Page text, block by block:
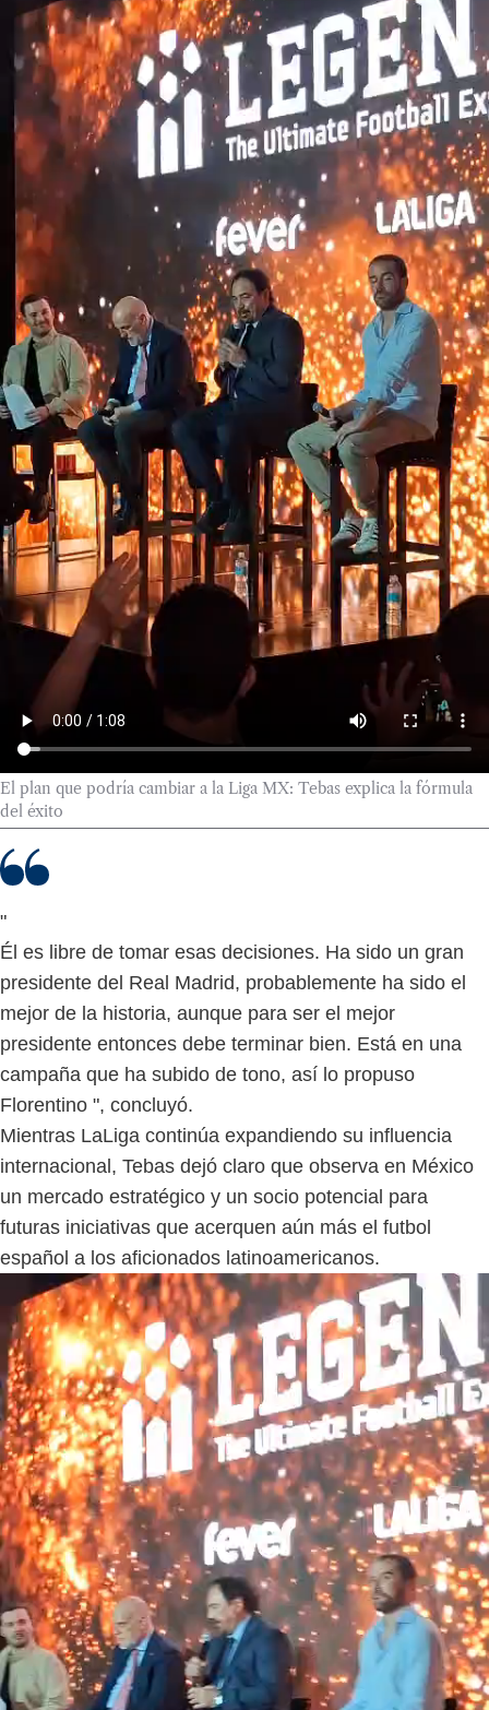
El plan que podría cambiar a la Liga MX: Tebas explica la fórmula
del éxito
"
Él es libre de tomar esas decisiones. Ha sido un gran
presidente del Real Madrid, probablemente ha sido el
mejor de la historia, aunque para ser el mejor
presidente entonces debe terminar bien. Está en una
campaña que ha subido de tono, así lo propuso
Florentino ", concluyó.
Mientras LaLiga continúa expandiendo su influencia
internacional, Tebas dejó claro que observa en México
un mercado estratégico y un socio potencial para
futuras iniciativas que acerquen aún más el futbol
español a los aficionados latinoamericanos.